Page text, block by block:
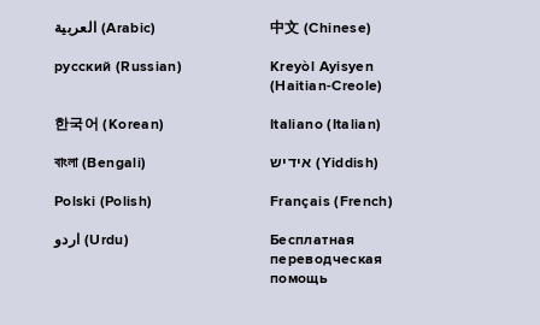
العربية (Arabic) 中文 (Chinese)
русский (Russian)
Kreyòl Ayisyen
(Haitian-Creole)
한국어 (Korean) Italiano (Italian)
বাংলা (Bengali) אידיש (Yiddish)
Polski (Polish) Français (French)
اردو (Urdu)
Бесплатная
переводческая
помощь